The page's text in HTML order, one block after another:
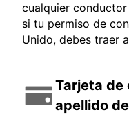
cualquier
si tu permiso de
Unido, debes traer
Tarjeta de
apellido